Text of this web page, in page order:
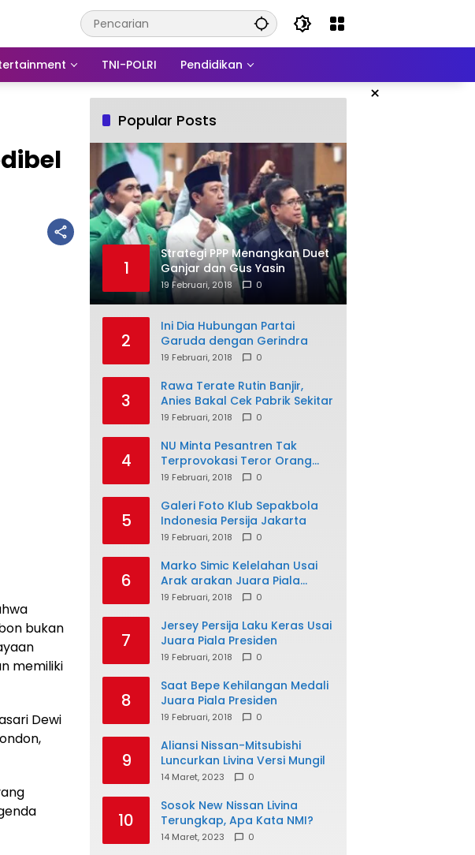
TNI-POLRI Pendidikan
×
bukan
memiliki
Dewi
Popular Posts
1
Strategi PPP Menangkan Duet
Ganjar dan Gus Yasin
19 Februari, 2018 0
2
Ini Dia Hubungan Partai
Garuda dengan Gerindra
19 Februari, 2018 0
3
Rawa Terate Rutin Banjir,
Anies Bakal Cek Pabrik Sekitar
19 Februari, 2018 0
4
NU Minta Pesantren Tak
Terprovokasi Teror Orang
Gila
19 Februari, 2018 0
5
Galeri Foto Klub Sepakbola
Indonesia Persija Jakarta
19 Februari, 2018 0
6
Marko Simic Kelelahan Usai
Arak arakan Juara Piala
Presiden
19 Februari, 2018 0
7
Jersey Persija Laku Keras Usai
Juara Piala Presiden
19 Februari, 2018 0
8
Saat Bepe Kehilangan Medali
Juara Piala Presiden
19 Februari, 2018 0
9
Aliansi Nissan-Mitsubishi
Luncurkan Livina Versi Mungil
14 Maret, 2023 0
10
Sosok New Nissan Livina
Terungkap, Apa Kata NMI?
14 Maret, 2023 0